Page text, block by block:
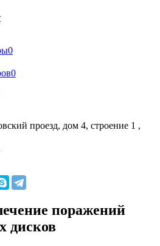
0
0
проезд, дом 4, строение 1 ,
поражений
дисков